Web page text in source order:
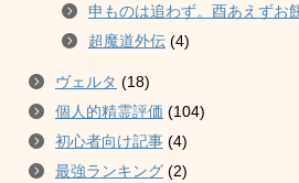
申ものは追わず。酉あえずお
超魔道外伝 (4)
ヴェルタ (18)
個人的精霊評価 (104)
初心者向け記事 (4)
最強ランキング (2)